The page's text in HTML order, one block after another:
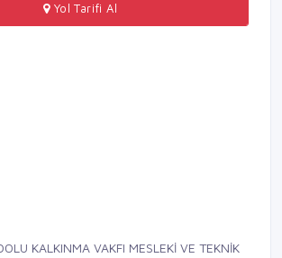
Yol Tarifi Al
KALKINMA VAKFI MESLEKİ VE TEKNİK